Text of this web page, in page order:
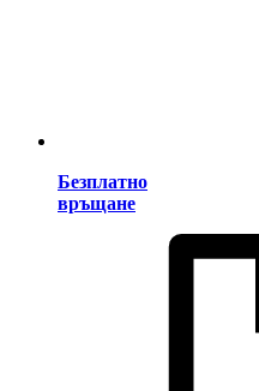
Безплатно
връщане